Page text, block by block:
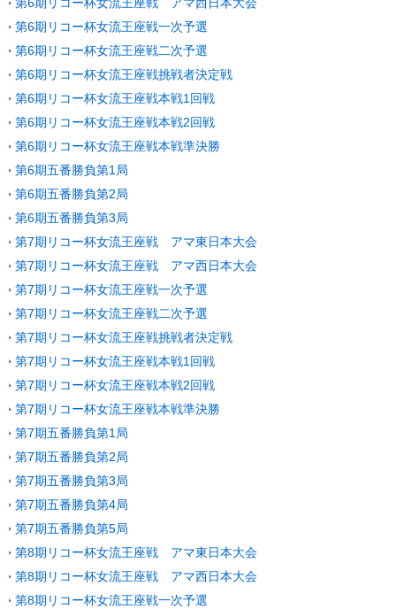
第6期リコー杯女流王座戦一次予選
第6期リコー杯女流王座戦二次予選
第6期リコー杯女流王座戦挑戦者決定戦
第6期リコー杯女流王座戦本戦1回戦
第6期リコー杯女流王座戦本戦2回戦
第6期リコー杯女流王座戦本戦準決勝
第6期五番勝負第1局
第6期五番勝負第2局
第6期五番勝負第3局
第7期リコー杯女流王座戦 アマ東日本大会
第7期リコー杯女流王座戦 アマ西日本大会
第7期リコー杯女流王座戦一次予選
第7期リコー杯女流王座戦二次予選
第7期リコー杯女流王座戦挑戦者決定戦
第7期リコー杯女流王座戦本戦1回戦
第7期リコー杯女流王座戦本戦2回戦
第7期リコー杯女流王座戦本戦準決勝
第7期五番勝負第1局
第7期五番勝負第2局
第7期五番勝負第3局
第7期五番勝負第4局
第7期五番勝負第5局
第8期リコー杯女流王座戦 アマ東日本大会
第8期リコー杯女流王座戦 アマ西日本大会
第8期リコー杯女流王座戦一次予選